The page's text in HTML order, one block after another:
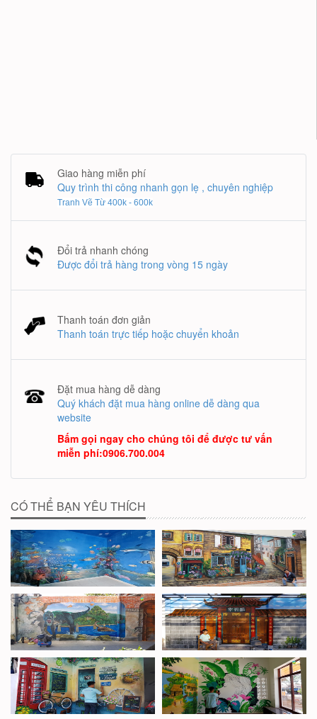
Giao hàng miễn phí
Quy trình thi công nhanh gọn lẹ , chuyên nghiệp
Tranh Vẽ Từ 400k - 600k
Đổi trả nhanh chóng
Được đổi trả hàng trong vòng 15 ngày
Thanh toán đơn giản
Thanh toán trực tiếp hoặc chuyển khoản
Đặt mua hàng dễ dàng
Quý khách đặt mua hàng online dễ dàng qua
website
Bấm gọi ngay cho chúng tôi để được tư vấn
miễn phí:0906.700.004
CÓ THỂ BẠN YÊU THÍCH